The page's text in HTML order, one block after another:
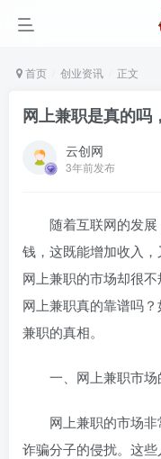
首页 创业资讯 正文
网上兼职是真的吗
云创网
3年前发布
随着互联网的发
钱，这既能增加收入
网上兼职的市场却很
网上兼职真的靠谱吗
兼职的真相。
一、网上兼职市
网上兼职的市场
诈骗分子的侵扰。这